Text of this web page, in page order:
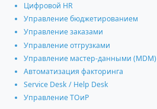
Цифровой HR
Управление бюджетированием
Управление заказами
Управление отгрузками
Управление мастер-данными (MDM)
Автоматизация факторинга
Service Desk / Help Desk
Управление ТОиР